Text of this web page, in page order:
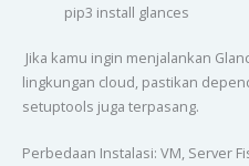
pip3 install glances
Jika kamu ingin menjalankan
lingkungan cloud, pastikan
setuptools juga terpasang.
Perbedaan Instalasi: VM, Server